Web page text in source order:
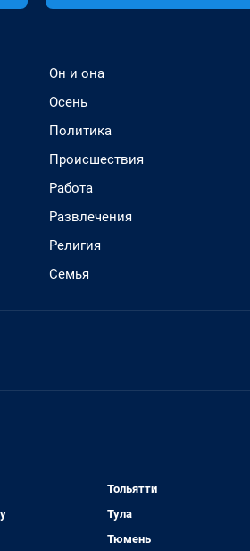
Он и она
Осень
Политика
Происшествия
Работа
Развлечения
Религия
Семья
Тольятти
Тула
Тюмень